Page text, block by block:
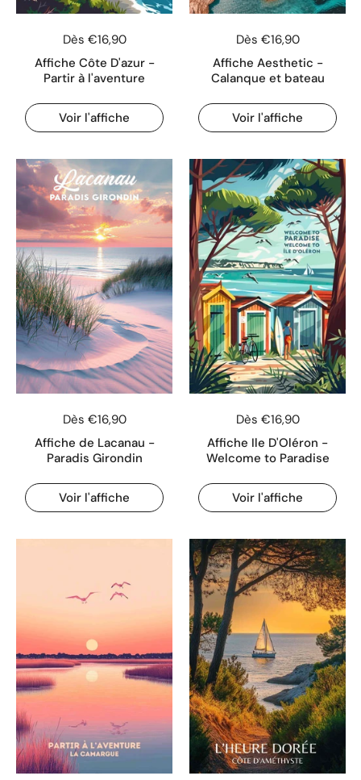
Dès €16,90
Affiche Côte D'azur -
Partir à l'aventure
Voir l'affiche
Dès €16,90
Affiche Aesthetic -
Calanque et bateau
Voir l'affiche
Dès €16,90
Affiche de Lacanau -
Paradis Girondin
Voir l'affiche
Dès €16,90
Affiche Ile D'Oléron -
Welcome to Paradise
Voir l'affiche